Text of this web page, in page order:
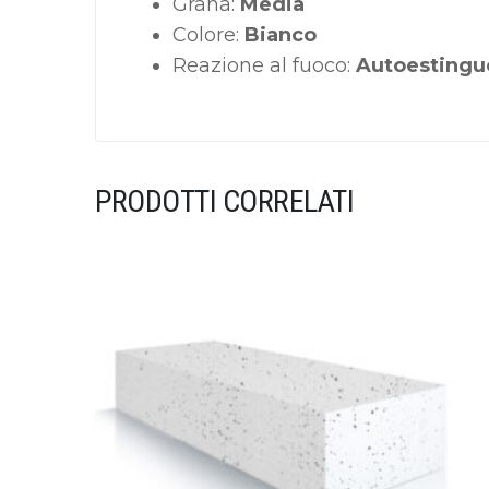
Colore: Bianco
Reazione al fuoco:
PRODOTTI CORRELATI